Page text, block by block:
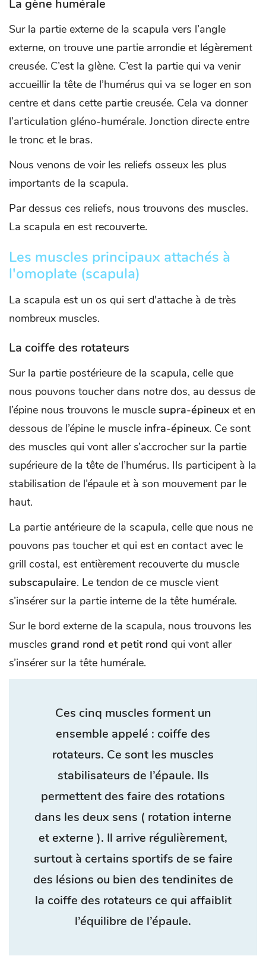
La gène humérale
Sur la partie externe de la scapula vers l’angle
externe, on trouve une partie arrondie et légèrement
creusée. C’est la glène. C’est la partie qui va venir
accueillir la tête de l’humérus qui va se loger en son
centre et dans cette partie creusée. Cela va donner
l’articulation gléno-humérale. Jonction directe entre
le tronc et le bras.
Nous venons de voir les reliefs osseux les plus
importants de la scapula.
Par dessus ces reliefs, nous trouvons des muscles.
La scapula en est recouverte.
Les muscles principaux attachés à
l'omoplate (scapula)
La scapula est un os qui sert d'attache à de très
nombreux muscles.
La coiffe des rotateurs
Sur la partie postérieure de la scapula, celle que
nous pouvons toucher dans notre dos, au dessus de
l’épine nous trouvons le muscle supra-épineux et en
dessous de l’épine le muscle infra-épineux. Ce sont
des muscles qui vont aller s’accrocher sur la partie
supérieure de la tête de l’humérus. Ils participent à la
stabilisation de l’épaule et à son mouvement par le
haut.
La partie antérieure de la scapula, celle que nous ne
pouvons pas toucher et qui est en contact avec le
grill costal, est entièrement recouverte du muscle
subscapulaire. Le tendon de ce muscle vient
s’insérer sur la partie interne de la tête humérale.
Sur le bord externe de la scapula, nous trouvons les
muscles grand rond et petit rond qui vont aller
s’insérer sur la tête humérale.
Ces cinq muscles forment un
ensemble appelé : coiffe des
rotateurs. Ce sont les muscles
stabilisateurs de l’épaule. Ils
permettent des faire des rotations
dans les deux sens ( rotation interne
et externe ). Il arrive régulièrement,
surtout à certains sportifs de se faire
des lésions ou bien des tendinites de
la coiffe des rotateurs ce qui affaiblit
l’équilibre de l’épaule.